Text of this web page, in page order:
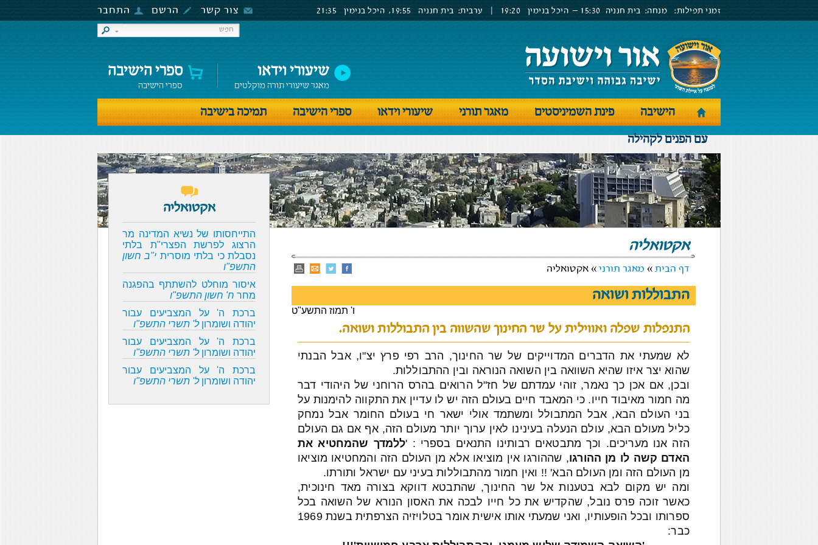
זמני תפילות: מנחה: בית חנניה 15:30 – היכל בנימין ערבית: בית חנניה היכל בנימין צור קשר הרשם התחבר
שיעורי וידאו
מאגר שיעורי תורה מוקלטים
ספרי הישיבה
ספרי הישיבה
הישיבה פינת השמיניסטים מאגר תורני שיעורי וידאו ספרי הישיבה
תמיכה בישיבה
עם הפנים לקהילה
אקטואליה
דף הבית » מאגר תורני » אקטואליה
התבוללות ושואה
ו' תמוז התשע"ט
התנפלות שפלה ואווילית על שר החינוך שהשווה בין התבוללות ושואה.
לא שמעתי את הדברים המדוייקים של שר החינוך, הרב רפי פרץ יצ"ו, אבל הבנתי
שהוא יצר איזו שהיא השוואה בין השואה הנוראה ובין ההתבוללות.
ובכן, אם אכן כך נאמר, זוהי עמדתם של חז"ל הרואים בהרס הרוחני של היהודי דבר
מה חמור מאיבוד חייו. כי המאבד חיים בעולם הזה יש לו עדיין את התקווה להימנות על
בני העולם הבא, אבל המתבולל ומשתמד אולי ישאר חי בעולם החומר אבל נמחק
כליל מעולם הבא, עולם הנעלה בעינינו לאין ערוך יותר מעולם הזה, אף אם גם העולם
הזה אנו מעריכים. וכך מתבטאים רבותינו התנאים בספרי : 'ללמדך שהמחטיא את
האדם קשה לו מן ההורגו, שההורגו אין מוציאו אלא מן העולם הזה והמחטיאו מוציאו
מן העולם הזה ומן העולם הבא' !! ואין חמור מהתבוללות בעיני עם ישראל ותורתו.
ומה יש מקום לבא בטענות אל שר החינוך, שהתבטא דווקא בצורה מאד חינוכית,
כאשר זוכה פרס נובל, שהקדיש את כל חייו לבכה את האסון הנורא של השואה בכל
ספרותו ובכל הופעותיו, ואני שמעתי אותו אישית אומר בטלויזיה הצרפתית בשנת 1969
כבר:
אקטואליה
התייחסותו של נשיא המדינה מר
הרצוג לפרשת הפצרי"ת בלתי
נסבלת כי בלתי מוסרית י"ב חשון
התשפ"ו
איסור מוחלט להשתתף בהפגנה
מחר ח' חשון התשפ"ו
ברכת ה' על המצביעים עבור
יהודה ושומרון ל' תשרי התשפ"ו
ברכת ה' על המצביעים עבור
יהודה ושומרון ל' תשרי התשפ"ו
ברכת ה' על המצביעים עבור
יהודה ושומרון ל' תשרי התשפ"ו